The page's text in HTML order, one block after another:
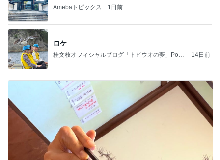
Amebaトピックス 1日前
ロケ
桂文枝オフィシャルブログ「トビウオの夢」Pow
14日前